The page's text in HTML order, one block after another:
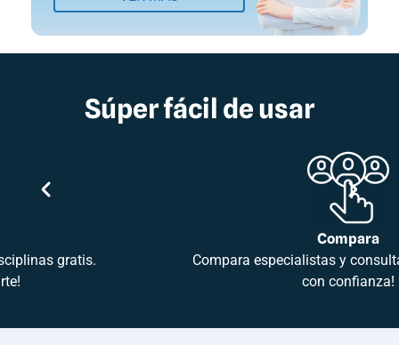
Súper fácil de usar
Busca dentistas de todas las disciplinas gratis.